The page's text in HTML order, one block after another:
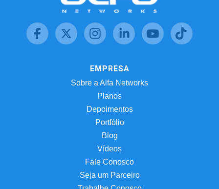
EMPRESA
Sobre a Alfa Networks
Planos
Depoimentos
Portfólio
Blog
Vídeos
Fale Conosco
Seja um Parceiro